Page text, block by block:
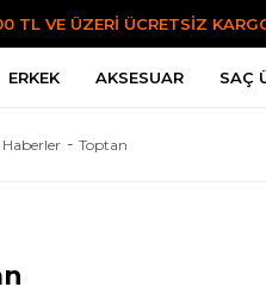
TL VE ÜZERİ ÜCRETSİZ
ERKEK AKSESUAR SAÇ
Haberler Toptan